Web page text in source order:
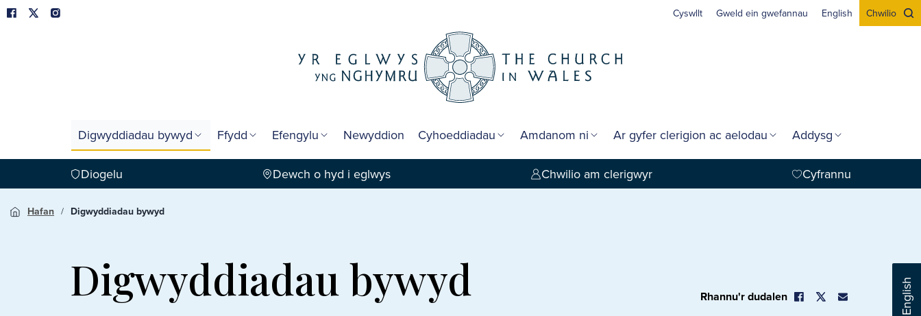
English
Cyswllt Gweld ein gwefannau English Chwilio
Digwyddiadau bywyd Ffydd Efengylu Newyddion Cyhoeddiadau Amdanom ni Ar gyfer clerigion ac aelodau Addysg
Diogelu Dewch o hyd i eglwys Chwilio am clerigwyr Cyfrannu
Hafan Digwyddiadau bywyd
Digwyddiadau bywyd Rhannu'r dudalen